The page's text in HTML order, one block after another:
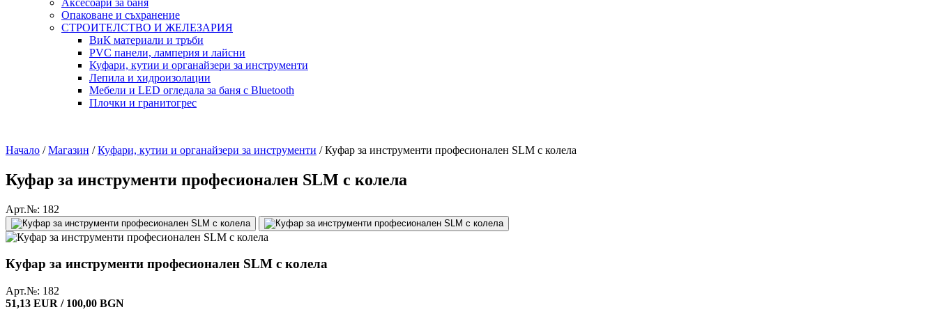
Опаковане и съхранение
СТРОИТЕЛСТВО И ЖЕЛЕЗАРИЯ
ВиК материали и тръби
PVC панели, ламперия и лайсни
Куфари, кутии и органайзери за инструменти
Лепила и хидроизолации
Мебели и LED огледала за баня с Bluetooth
Плочки и гранитогрес
Начало / Магазин / Куфари, кутии и органайзери за инструменти / Куфар за инструменти професионален SLM с колела
Куфар за инструменти професионален SLM с колела
Арт.№: 182
Куфар за инструменти професионален SLM с колела
Арт.№: 182
51,13 EUR / 100,00 BGN